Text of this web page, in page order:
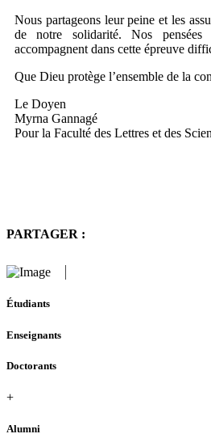
Nous partageons leur peine et les
de notre solidarité. Nos pensées
accompagnent dans cette épreuve
Que Dieu protège l’ensemble de la
Le Doyen
Myrna Gannagé
Pour la Faculté des Lettres et des
PARTAGER :
Étudiants
Enseignants
Doctorants
+
Alumni